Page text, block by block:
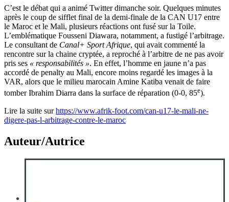
C’est le débat qui a animé Twitter dimanche soir. Quelques minutes
après le coup de sifflet final de la demi-finale de la CAN U17 entre
le Maroc et le Mali, plusieurs réactions ont fusé sur la Toile.
L’emblématique Fousseni Diawara, notamment, a fustigé l’arbitrage.
Le consultant de Canal+ Sport Afrique, qui avait commenté la
rencontre sur la chaine cryptée, a reproché à l’arbitre de ne pas avoir
pris ses « responsabilités ». En effet, l’homme en jaune n’a pas
accordé de penalty au Mali, encore moins regardé les images à la
VAR, alors que le milieu marocain Amine Katiba venait de faire
tomber Ibrahim Diarra dans la surface de réparation (0-0, 85e).
Lire la suite surhttps://www.afrik-foot.com/can-u17-le-mali-ne-
digere-pas-l-arbitrage-contre-le-maroc
Auteur/Autrice